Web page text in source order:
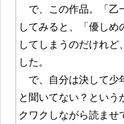
で、この作品。「乙
してみると、「優し
してしまうのだけれ
した。
で、自分は決して少
と聞いてない？とい
クワクしながら読ませ